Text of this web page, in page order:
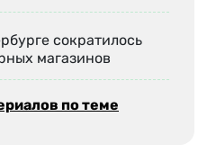
сократилось
магазинов
по теме